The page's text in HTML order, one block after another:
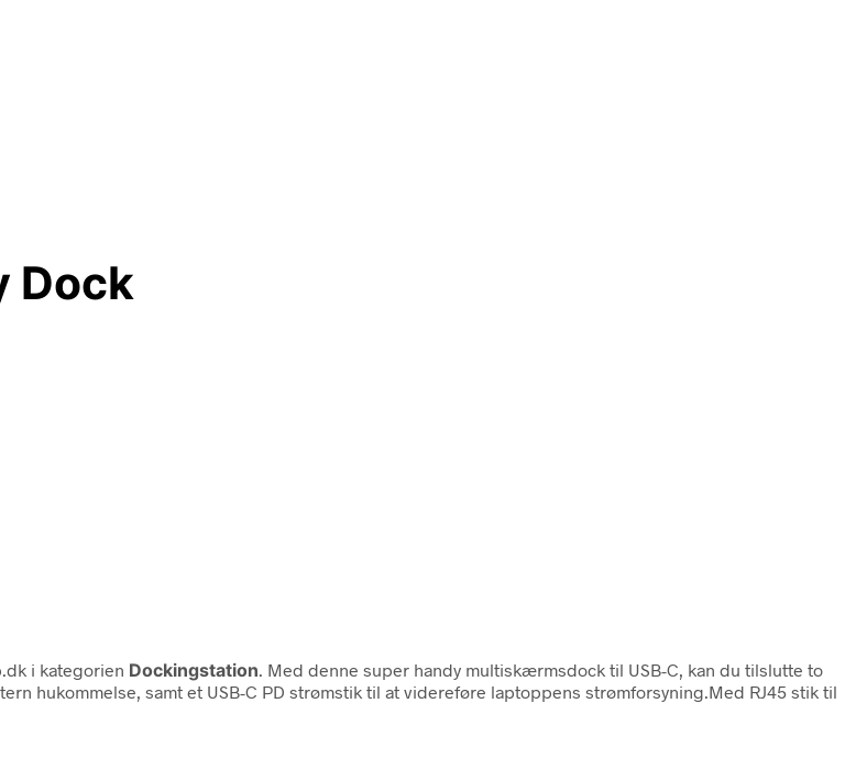
Dock
i kategorien Dockingstation . Med denne super handy multiskærmsdock til USB-C, kan du tilslutte to
hukommelse, samt et USB-C PD strømstik til at videreføre laptoppens strømforsyning.Med RJ45 stik til